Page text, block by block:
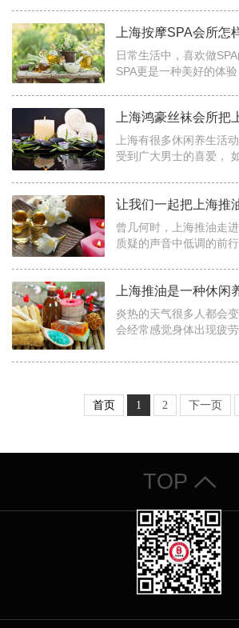
摩...
日常生活中，喜欢做
SPA更是一种美好的体
时候，大...
上海鸿豪丝袜会所把
上海有很多休闲养生活
受到广大男士的喜爱，
底...
让我们一起把上海推
曾几何时，上海推油走
质疑的声音中低调的前
油...
炎热的天气很多人都会
会经常感觉身体出现疲
个问题就得了解源头，
首页 1 2 下一页
TOP